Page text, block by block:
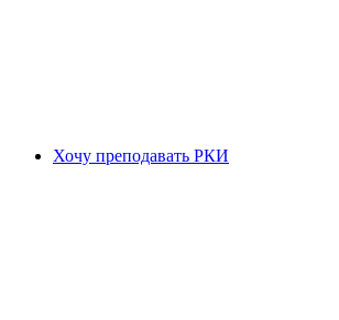
Хочу преподавать РКИ